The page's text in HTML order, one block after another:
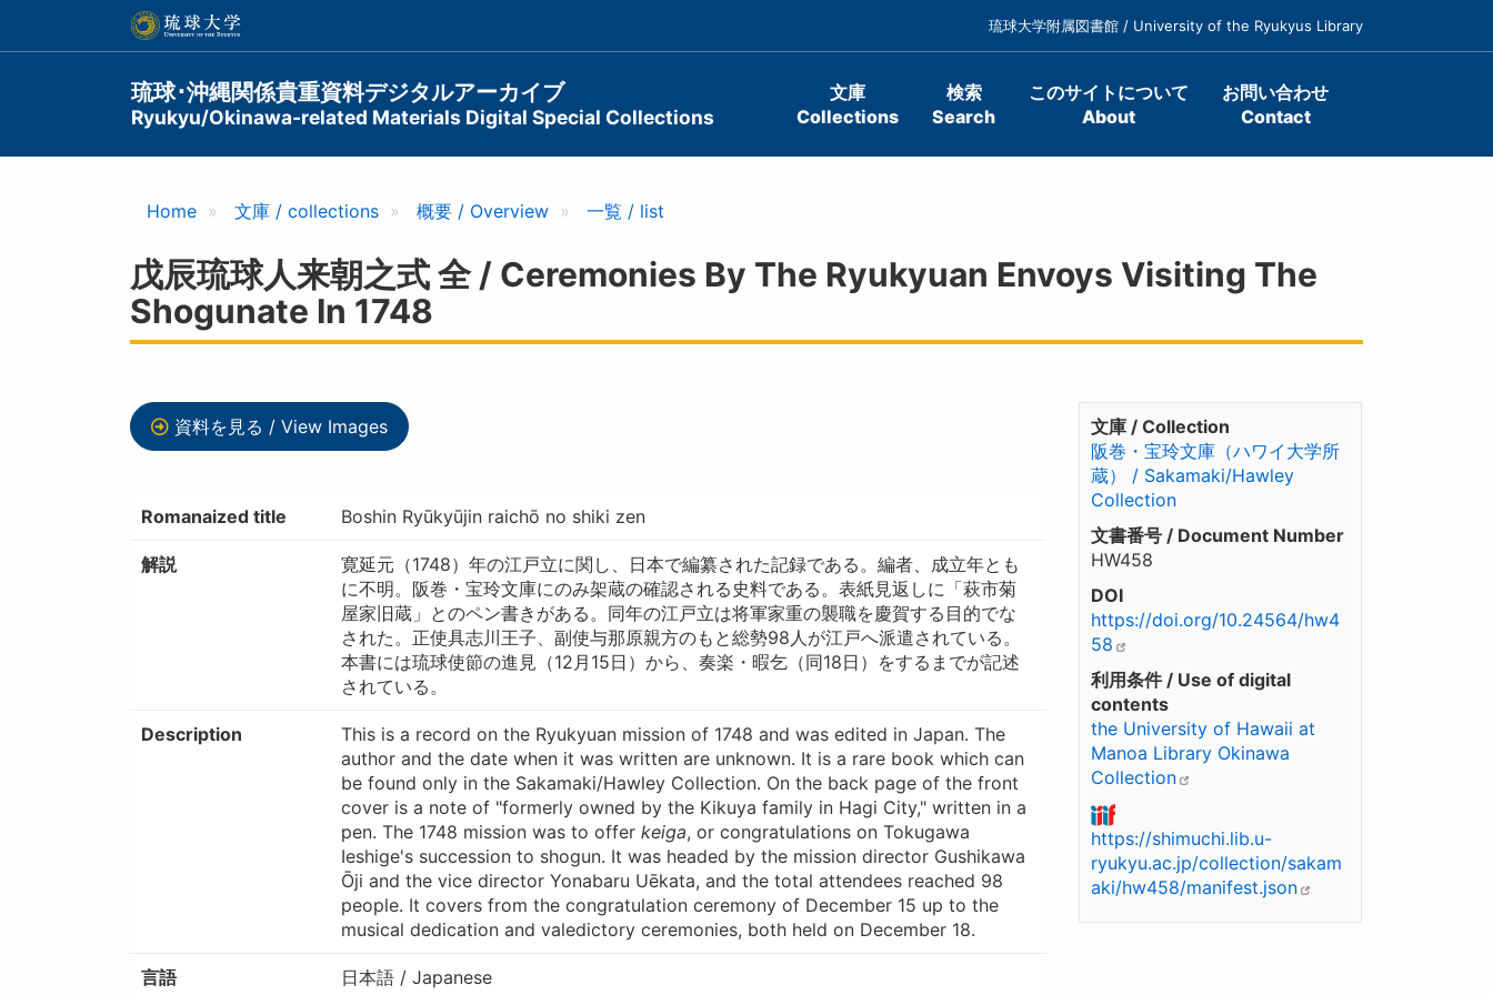
ン
琉球大学附属図書館 / University of the Ryukyus Library
琉球･沖縄関係貴重資料デジタルアーカイブ
Ryukyu/Okinawa-related Materials Digital Special Collections
Main
navigation
文庫
Collections
検索
Search
このサイトについて
About
お問い合わせ
Contact
Home 文庫 / collections 概要 / Overview 一覧 / list
戊辰琉球人来朝之式 全 / Ceremonies By The Ryukyuan Envoys Visiting The
Shogunate In 1748
資料を見る / View Images
Romanaized title Boshin Ryūkyūjin raichō no shiki zen
解説
寛延元（1748）年の江戸立に関し、日本で編纂された記録である。編者、成立年とも
に不明。阪巻・宝玲文庫にのみ架蔵の確認される史料である。表紙見返しに「萩市菊
屋家旧蔵」とのペン書きがある。同年の江戸立は将軍家重の襲職を慶賀する目的でな
された。正使具志川王子、副使与那原親方のもと総勢98人が江戸へ派遣されている。
本書には琉球使節の進見（12月15日）から、奏楽・暇乞（同18日）をするまでが記述
されている。
Description
This is a record on the Ryukyuan mission of 1748 and was edited in Japan. The
author and the date when it was written are unknown. It is a rare book which can
be found only in the Sakamaki/Hawley Collection. On the back page of the front
cover is a note of "formerly owned by the Kikuya family in Hagi City," written in a
pen. The 1748 mission was to offer keiga, or congratulations on Tokugawa
Ieshige's succession to shogun. It was headed by the mission director Gushikawa
Ōji and the vice director Yonabaru Uēkata, and the total attendees reached 98
people. It covers from the congratulation ceremony of December 15 up to the
musical dedication and valedictory ceremonies, both held on December 18.
言語
日本語 / Japanese
文庫 / Collection
阪巻・宝玲文庫（ハワイ大学所
蔵） / Sakamaki/Hawley
Collection
文書番号 / Document Number
HW458
DOI
https://doi.org/10.24564/hw4
58
利用条件 / Use of digital
contents
the University of Hawaii at
Manoa Library Okinawa
Collection
https://shimuchi.lib.u-
ryukyu.ac.jp/collection/sakam
aki/hw458/manifest.json